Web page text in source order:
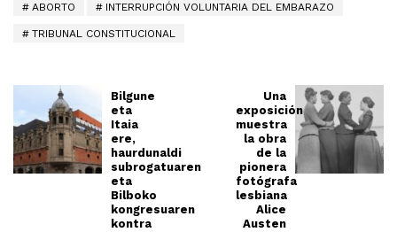
ABORTO INTERRUPCIÓN VOLUNTARIA DEL EMBARAZO
TRIBUNAL CONSTITUCIONAL
Bilgune
eta
Itaia
ere,
haurdunaldi
subrogatuaren
eta
Bilboko
kongresuaren
kontra
Una
exposición
muestra
la obra
de la
pionera
fotógrafa
lesbiana
Alice
Austen